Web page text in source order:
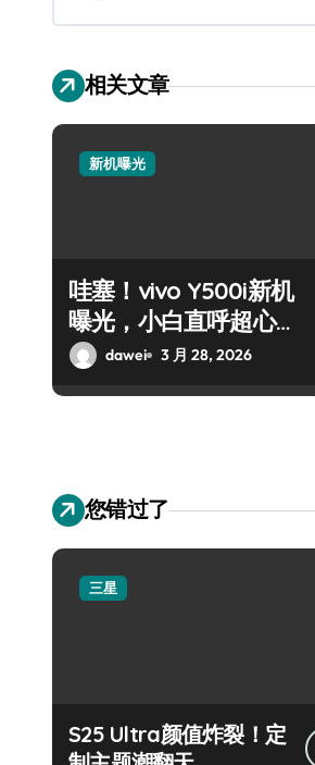
相关文章
新机曝光
哇塞！vivo Y500i新机
曝光，小白直呼超心
动！dawei 3 月 28, 2026
您错过了
三星
S25 Ultra颜值炸裂！定